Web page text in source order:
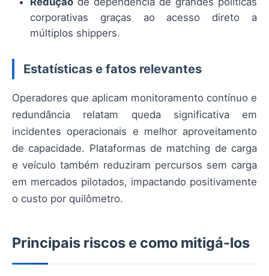
corporativas graças ao acesso direto a
múltiplos shippers.
Estatísticas e fatos relevantes
Operadores que aplicam monitoramento contínuo e
redundância relatam queda significativa em
incidentes operacionais e melhor aproveitamento
de capacidade. Plataformas de matching de carga
e veículo também reduziram percursos sem carga
em mercados pilotados, impactando positivamente
o custo por quilômetro.
Principais riscos e como mitigá-los